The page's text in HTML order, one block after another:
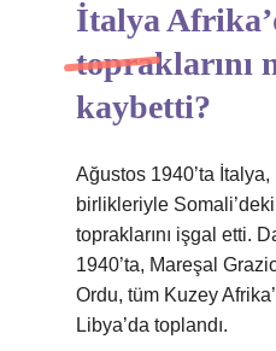
İtalya
topraklarını
kaybetti?
Ağustos 1940’ta
birlikleriyle
topraklarını işgal etti.
1940’ta, Mareşal
Ordu, tüm Kuzey
Libya’da toplandı.